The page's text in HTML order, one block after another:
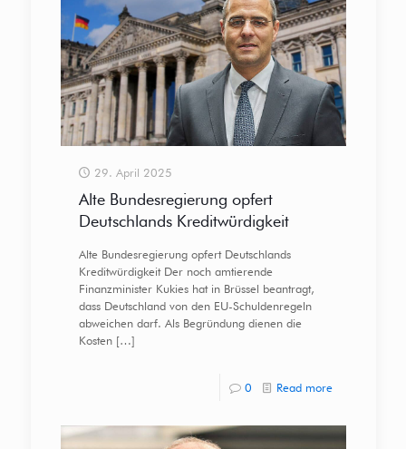
29. April 2025
Alte Bundesregierung opfert
Deutschlands Kreditwürdigkeit
Alte Bundesregierung opfert Deutschlands
Kreditwürdigkeit Der noch amtierende
Finanzminister Kukies hat in Brüssel beantragt,
dass Deutschland von den EU-Schuldenregeln
abweichen darf. Als Begründung dienen die
Kosten[…]
0 Read more